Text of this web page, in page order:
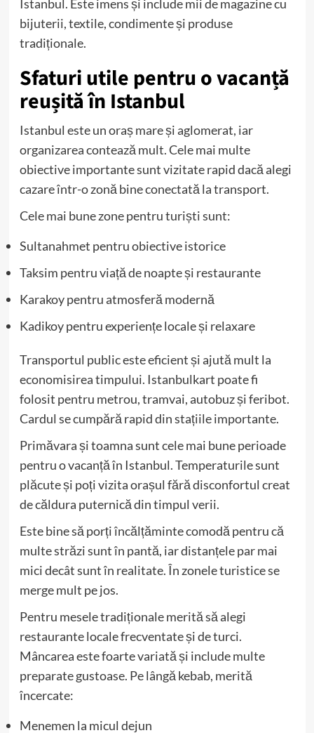
Istanbul. Este imens și include mii de magazine cu
bijuterii, textile, condimente și produse
tradiționale.
Sfaturi utile pentru o vacanță
reușită în Istanbul
Istanbul este un oraș mare și aglomerat, iar
organizarea contează mult. Cele mai multe
obiective importante sunt vizitate rapid dacă alegi
cazare într-o zonă bine conectată la transport.
Cele mai bune zone pentru turiști sunt:
Sultanahmet pentru obiective istorice
Taksim pentru viață de noapte și restaurante
Karakoy pentru atmosferă modernă
Kadikoy pentru experiențe locale și relaxare
Transportul public este eficient și ajută mult la
economisirea timpului. Istanbulkart poate fi
folosit pentru metrou, tramvai, autobuz și feribot.
Cardul se cumpără rapid din stațiile importante.
Primăvara și toamna sunt cele mai bune perioade
pentru o vacanță în Istanbul. Temperaturile sunt
plăcute și poți vizita orașul fără disconfortul creat
de căldura puternică din timpul verii.
Este bine să porți încălțăminte comodă pentru că
multe străzi sunt în pantă, iar distanțele par mai
mici decât sunt în realitate. În zonele turistice se
merge mult pe jos.
Pentru mesele tradiționale merită să alegi
restaurante locale frecventate și de turci.
Mâncarea este foarte variată și include multe
preparate gustoase. Pe lângă kebab, merită
încercate:
Menemen la micul dejun